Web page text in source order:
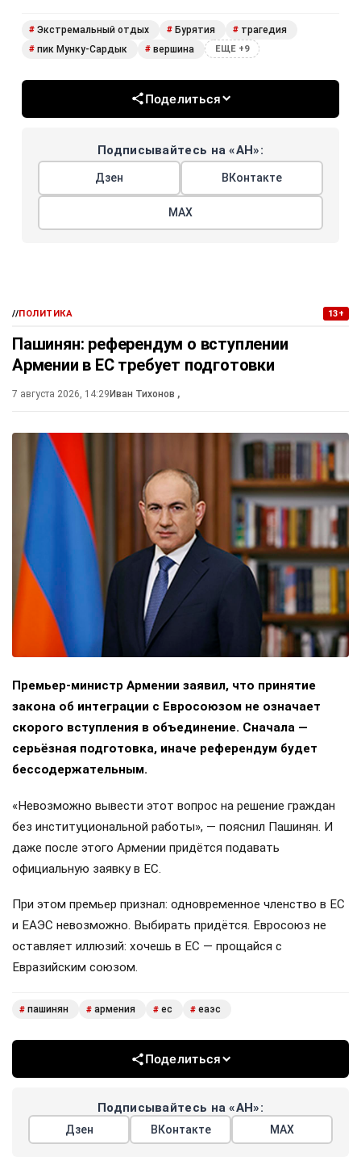
# Экстремальный отдых # Бурятия # трагедия
# пик Мунку-Сардык # вершина ЕЩЕ +9
Поделиться
Подписывайтесь на «АН»:
Дзен ВКонтакте
МАХ
//ПОЛИТИКА 13+
Пашинян: референдум о вступлении
Армении в ЕС требует подготовки
7 августа 2026, 14:29Иван Тихонов ,
Премьер-министр Армении заявил, что принятие
закона об интеграции с Евросоюзом не означает
скорого вступления в объединение. Сначала —
серьёзная подготовка, иначе референдум будет
бессодержательным.
«Невозможно вывести этот вопрос на решение граждан
без институциональной работы», — пояснил Пашинян. И
даже после этого Армении придётся подавать
официальную заявку в ЕС.
При этом премьер признал: одновременное членство в ЕС
и ЕАЭС невозможно. Выбирать придётся. Евросоюз не
оставляет иллюзий: хочешь в ЕС — прощайся с
Евразийским союзом.
# пашинян # армения # ес # еаэс
Поделиться
Подписывайтесь на «АН»:
Дзен ВКонтакте МАХ